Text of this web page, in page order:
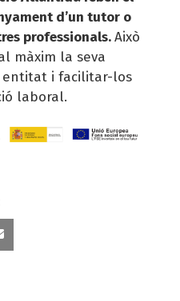
d’un tutor o
professionals.Això
màxim la seva
entitat i facilitar-los
laboral.